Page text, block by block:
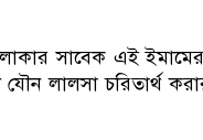
সাবেক এই
যৌন লালসা চরিতার্থ